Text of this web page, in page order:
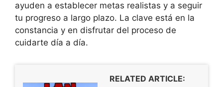
ayuden a establecer metas realistas y a seguir
tu progreso a largo plazo. La clave está en la
constancia y en disfrutar del proceso de
cuidarte día a día.
RELATED ARTICLE: